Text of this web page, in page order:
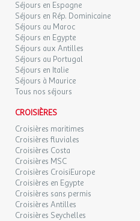
Séjours en Espagne
Séjours en Rép. Dominicaine
Séjours au Maroc
Séjours en Egypte
Séjours aux Antilles
Séjours au Portugal
Séjours en Italie
Séjours à Maurice
Tous nos séjours
CROISIÈRES
Croisières maritimes
Croisières fluviales
Croisières Costa
Croisières MSC
Croisières CroisiEurope
Croisières en Egypte
Croisières sans permis
Croisières Antilles
Croisières Seychelles